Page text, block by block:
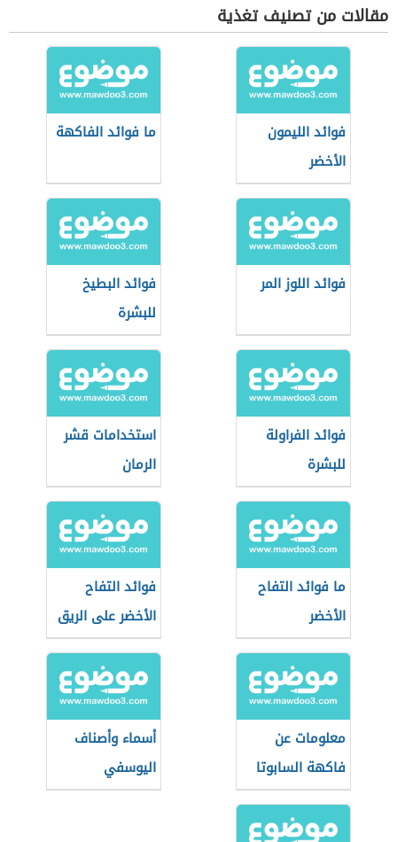
مقالات من تصنيف تغذية
فوائد الليمون
الأخضر
ما فوائد الفاكهة
فوائد اللوز المر
فوائد البطيخ
للبشرة
فوائد الفراولة
للبشرة
استخدامات قشر
الرمان
ما فوائد التفاح
الأخضر
فوائد التفاح
الأخضر على الريق
معلومات عن
فاكهة السابوتا
أسماء وأصناف
اليوسفي